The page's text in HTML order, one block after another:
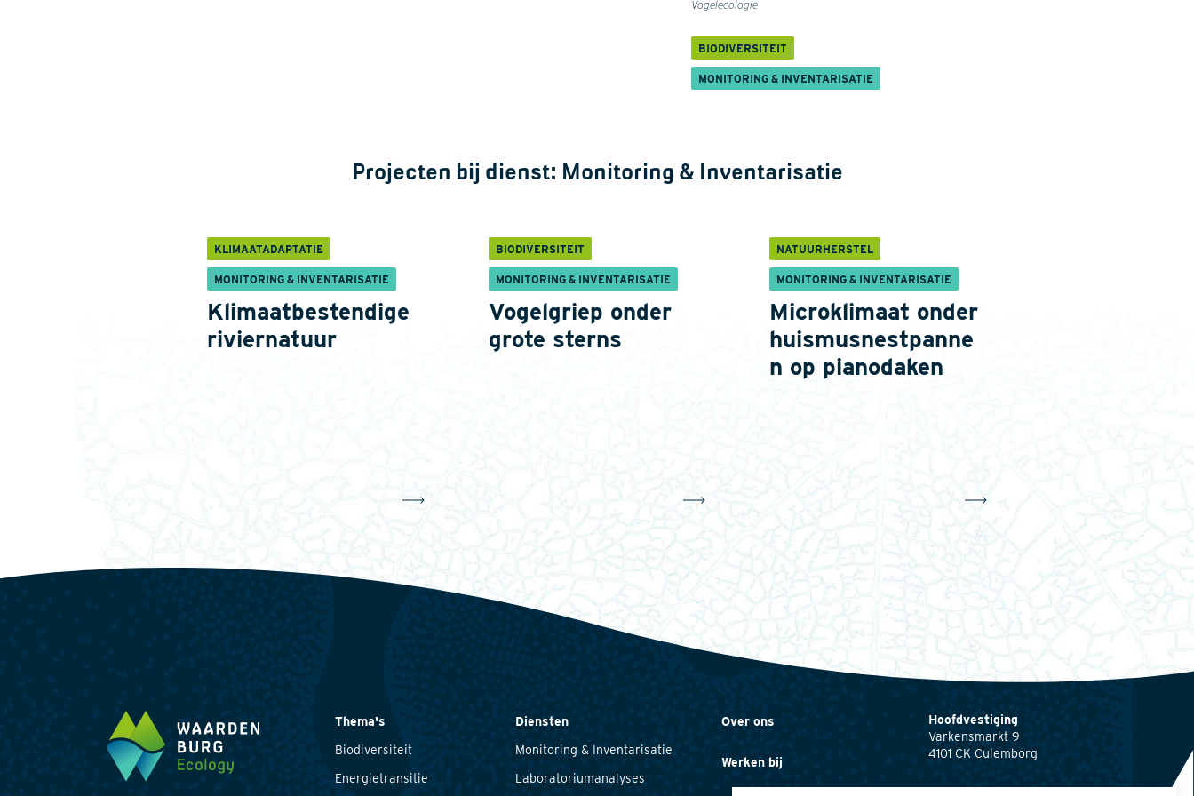
Vogelecologie
BIODIVERSITEIT
MONITORING & INVENTARISATIE
Projecten bij dienst: Monitoring & Inventarisatie
KLIMAATADAPTATIE
MONITORING & INVENTARISATIE
Klimaatbestendige
riviernatuur
BIODIVERSITEIT
MONITORING & INVENTARISATIE
Vogelgriep onder
grote sterns
NATUURHERSTEL
MONITORING & INVENTARISATIE
Microklimaat onder
huismusnestpanne
n op pianodaken
Hoofdvestiging
Varkensmarkt 9
4101 CK Culemborg
0345 512710
Thema's
Biodiversiteit
Energietransitie
Diensten
Monitoring & Inventarisatie
Laboratoriumanalyses
Over ons
Werken bij